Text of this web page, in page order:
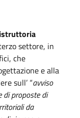
istruttoria
settore, in
che
e alla
sull’ “avviso
di proposte di
da